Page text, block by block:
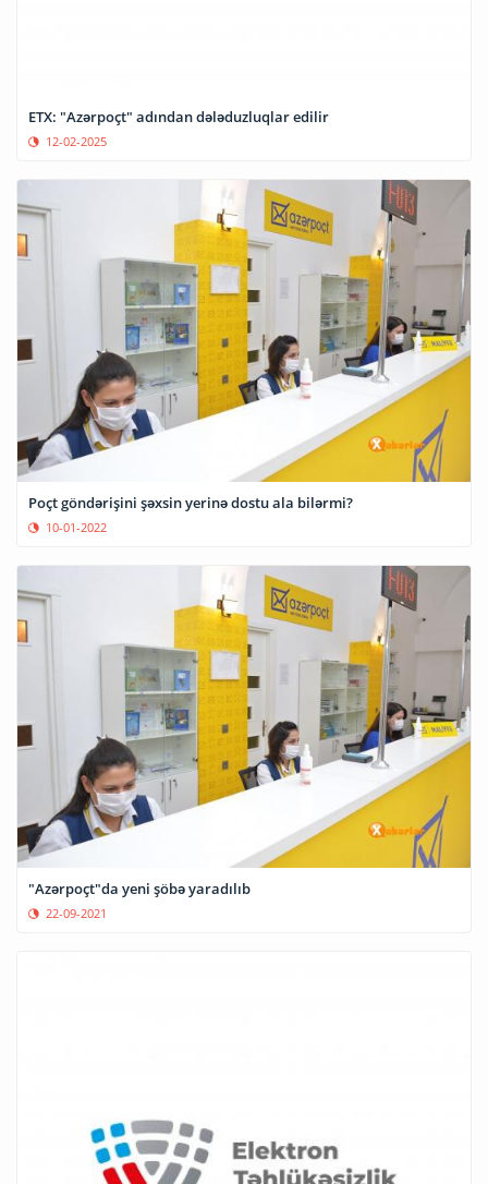
ETX: "Azərpoçt" adından dələduzluqlar edilir
12-02-2025
Poçt göndərişini şəxsin yerinə dostu ala bilərmi?
10-01-2022
"Azərpoçt"da yeni şöbə yaradılıb
22-09-2021